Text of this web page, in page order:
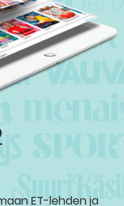
ET-lehden ja